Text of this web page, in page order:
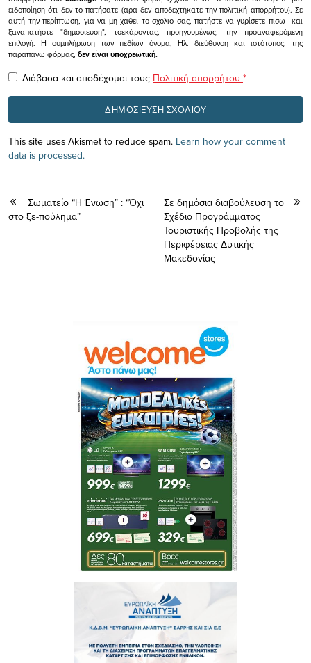
ειδοποίηση ότι δεν το πατήσατε (αρα δεν αποδεχτήκατε την πολιτική απορρήτου). Σε
αυτή την περίπτωση, για να μη χαθεί το σχόλιο σας, πατήστε να γυρίσετε πίσω και
ξαναπατήστε "δημοσίευση", τσεκάροντας, προηγουμένως, την προαναφερόμενη
επιλογή.Η συμπλήρωση των πεδίων όνομα, Ηλ. διεύθυνση και ιστότοπος, της
παραπάνω φόρμας, δεν είναι υποχρεωτική.
Διάβασα και αποδέχομαι τους Πολιτική απορρήτου *
This site uses Akismet to reduce spam. Learn how your comment
data is processed.
Σωματείο “Η Ένωση” : “Όχι
στο ξε-πούλημα”
Σε δημόσια διαβούλευση το
Σχέδιο Προγράμματος
Τουριστικής Προβολής της
Περιφέρειας Δυτικής
Μακεδονίας